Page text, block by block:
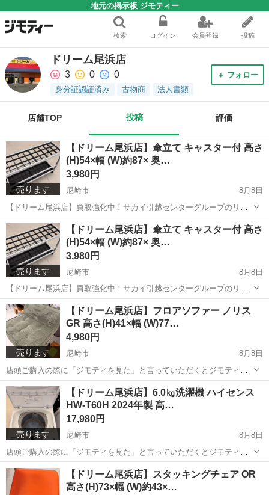
地元の掲示板 ジモティー
検索 ログイン 会員登録 投稿
ドリーム尾浜店
3 0 0
身分証認証済み 古物商 法人書類
＋ フォロー
店舗TOP 投稿 評価
売ります
【ドリーム尾浜店】傘立て キャスター付 高さ
(H)54×幅 (W)約87× 奥…
3,980円
尼崎市
8月8日
【ドリーム尾浜店】買取強化中！サカイ引越センターグループのリサ
イクルショップです！ 店頭ご購入の際に「ジモティを見た」と言って
いただくとジモティ限定価格（掲載価格の7%OFF）でご購入が可能で
す。 ぜひ店頭にてスタッ...
兵庫 尼崎市 インテリア雑貨/小物 ドリーム
売ります
【ドリーム尾浜店】傘立て キャスター付 高さ
(H)54×幅 (W)約87× 奥…
3,980円
尼崎市
8月8日
【ドリーム尾浜店】買取強化中！サカイ引越センターグループのリサ
イクルショップです！ 店頭ご購入の際に「ジモティを見た」と言って
いただくとジモティ限定価格（掲載価格の7%OFF）でご購入が可能で
す。 ぜひ店頭にてスタッ...
兵庫 尼崎市 インテリア雑貨/小物 ドリーム
売ります
【ドリーム尾浜店】フロアソファー ノリス
GR 高さ(H)41×幅 (W)77…
4,980円
尼崎市
8月8日
店頭ご購入の際に「ジモティを見た」と言っていただくとジモティ限
定価格（掲載価格の7%OFF）でご購入が可能です。 ぜひ店頭にてス
タッフまでお伝えくださいませ。 ----------------------------...
兵庫 尼崎市 ソファ ドリーム
売ります
【ドリーム尾浜店】6.0㎏洗濯機 ハイセンス
HW-T60H 2024年製 高…
17,980円
尼崎市
8月8日
店頭ご購入の際に「ジモティを見た」と言っていただくとジモティ限
定価格（掲載価格の7%OFF）でご購入が可能です。 ぜひ店頭にてス
タッフまでお伝えくださいませ。 ----------------------------...
兵庫 尼崎市 生活家電 ドリーム
【ドリーム尾浜店】スタッキングチェア OR
高さ(H)73×幅 (W)約43×…